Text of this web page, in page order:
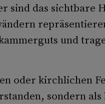
das sichtbare
und
oder kirchlichen
sondern